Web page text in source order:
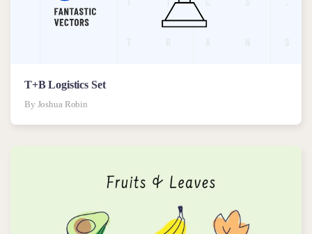
T+B Logistics Set
By Joshua Robin